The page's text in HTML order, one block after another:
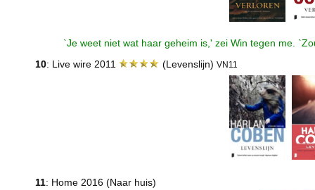
`Je weet niet wat haar geheim is,' zei Win tegen me.
10: Live wire 2011 (Levenslijn) VN11
11: Home 2016 (Naar huis)